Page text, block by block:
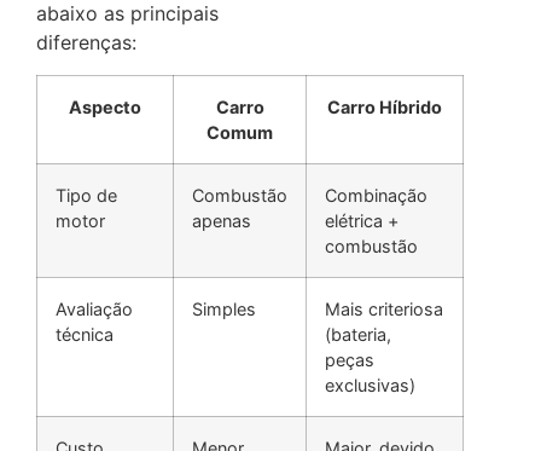
abaixo as principais
diferenças:
Aspecto
Carro
Comum
Carro Híbrido
Tipo de
motor
Combustão
apenas
Combinação
elétrica +
combustão
Avaliação
técnica
Simples
Mais criteriosa
(bateria,
peças
exclusivas)